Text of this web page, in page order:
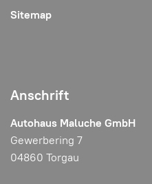
Sitemap
Anschrift
Autohaus Maluche GmbH
Gewerbering 7
04860 Torgau